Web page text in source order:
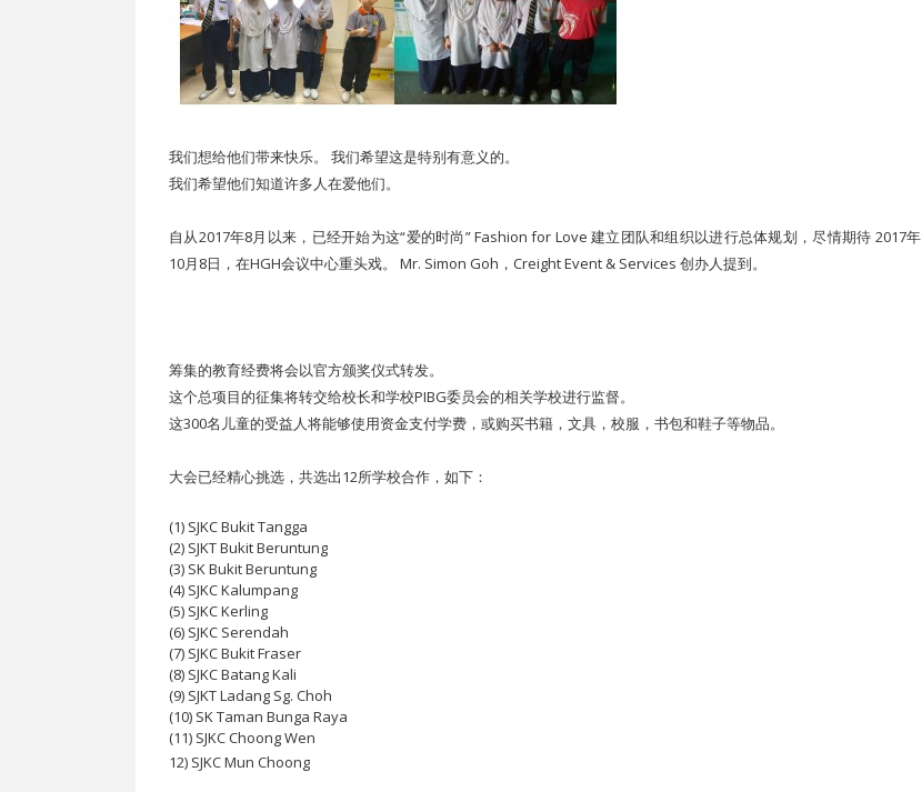
我们想给他们带来快乐。 我们希望这是特别有意义的。
我们希望他们知道许多人在爱他们。
自从2017年8月以来，已经开始为这“爱的时尚” Fashion for Love 建立团队和组织以进行总体规划，尽情期待 2017年
10月8日，在HGH会议中心重头戏。 Mr. Simon Goh，Creight Event & Services 创办人提到。
筹集的教育经费将会以官方颁奖仪式转发。
这个总项目的征集将转交给校长和学校PIBG委员会的相关学校进行监督。
这300名儿童的受益人将能够使用资金支付学费，或购买书籍，文具，校服，书包和鞋子等物品。
大会已经精心挑选，共选出12所学校合作，如下：
(1) SJKC Bukit Tangga
(2) SJKT Bukit Beruntung
(3) SK Bukit Beruntung
(4) SJKC Kalumpang
(5) SJKC Kerling
(6) SJKC Serendah
(7) SJKC Bukit Fraser
(8) SJKC Batang Kali
(9) SJKT Ladang Sg. Choh
(10) SK Taman Bunga Raya
(11) SJKC Choong Wen
12) SJKC Mun Choong